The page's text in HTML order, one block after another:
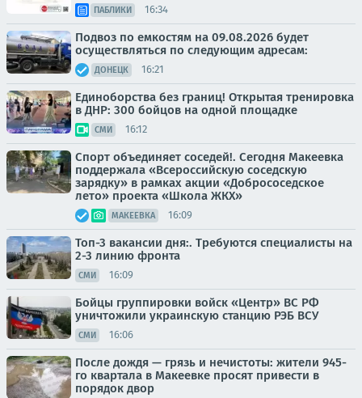
ПАБЛИКИ 16:34
Подвоз по емкостям на 09.08.2026 будет
осуществляться по следующим адресам:
ДОНЕЦК 16:21
Единоборства без границ! Открытая тренировка
в ДНР: 300 бойцов на одной площадке
СМИ 16:12
Спорт объединяет соседей!. Сегодня Макеевка
поддержала «Всероссийскую соседскую
зарядку» в рамках акции «Добрососедское
лето» проекта «Школа ЖКХ»
МАКЕЕВКА 16:09
Топ-3 вакансии дня:. Требуются специалисты на
2-3 линию фронта
СМИ 16:09
Бойцы группировки войск «Центр» ВС РФ
уничтожили украинскую станцию РЭБ ВСУ
СМИ 16:06
После дождя — грязь и нечистоты: жители 945-
го квартала в Макеевке просят привести в
порядок двор